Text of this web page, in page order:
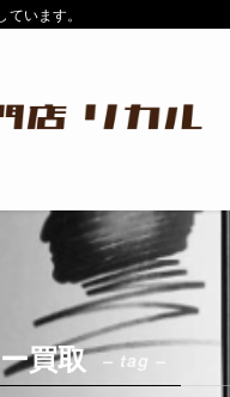
います。
買取 – tag –